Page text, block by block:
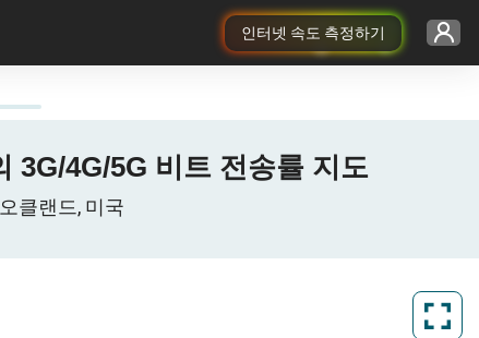
인터넷 속도 측정하기
4G/5G 비트 전송률 지도
클랜드, 미국